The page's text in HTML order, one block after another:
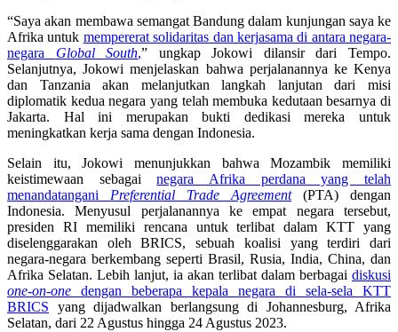
“Saya akan membawa semangat Bandung dalam kunjungan saya ke
Afrika untuk mempererat solidaritas dan kerjasama di antara negara-
negara Global South,” ungkap Jokowi dilansir dari Tempo.
Selanjutnya, Jokowi menjelaskan bahwa perjalanannya ke Kenya
dan Tanzania akan melanjutkan langkah lanjutan dari misi
diplomatik kedua negara yang telah membuka kedutaan besarnya di
Jakarta. Hal ini merupakan bukti dedikasi mereka untuk
meningkatkan kerja sama dengan Indonesia.
Selain itu, Jokowi menunjukkan bahwa Mozambik memiliki
keistimewaan sebagainegara Afrika perdana yang telah
menandatangani Preferential Trade Agreement(PTA) dengan
Indonesia. Menyusul perjalanannya ke empat negara tersebut,
presiden RI memiliki rencana untuk terlibat dalam KTT yang
diselenggarakan oleh BRICS, sebuah koalisi yang terdiri dari
negara-negara berkembang seperti Brasil, Rusia, India, China, dan
Afrika Selatan. Lebih lanjut, ia akan terlibat dalam berbagai diskusi
one-on-one dengan beberapa kepala negara di sela-sela KTT
BRICS yang dijadwalkan berlangsung di Johannesburg, Afrika
Selatan, dari 22 Agustus hingga 24 Agustus 2023.